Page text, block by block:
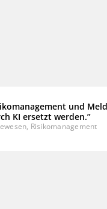
und
KI ersetzt werden.”
Risikomanagement